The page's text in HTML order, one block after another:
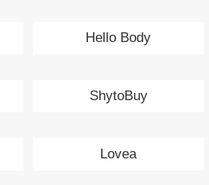
Hello Body
ShytoBuy
Lovea